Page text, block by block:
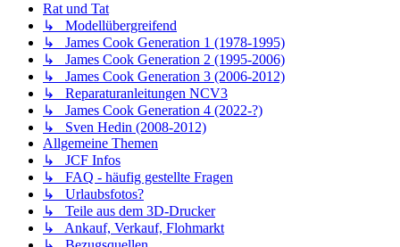
Rat und Tat
↳ Modellübergreifend
↳ James Cook Generation 1 (1978-1995)
↳ James Cook Generation 2 (1995-2006)
↳ James Cook Generation 3 (2006-2012)
↳ Reparaturanleitungen NCV3
↳ James Cook Generation 4 (2022-?)
↳ Sven Hedin (2008-2012)
Allgemeine Themen
↳ JCF Infos
↳ FAQ - häufig gestellte Fragen
↳ Urlaubsfotos?
↳ Teile aus dem 3D-Drucker
↳ Ankauf, Verkauf, Flohmarkt